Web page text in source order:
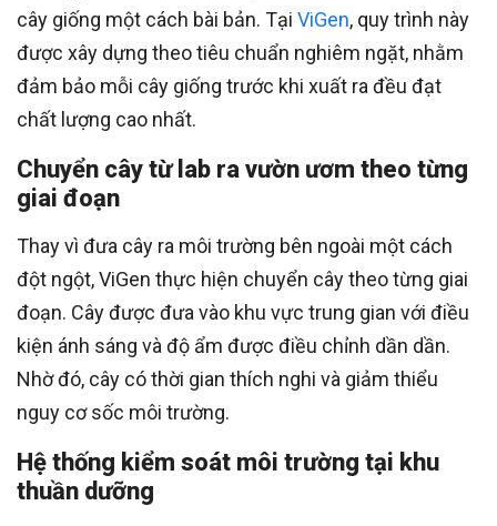
cây giống một cách bài bản. Tại ViGen, quy trình này
được xây dựng theo tiêu chuẩn nghiêm ngặt, nhằm
đảm bảo mỗi cây giống trước khi xuất ra đều đạt
chất lượng cao nhất.
Chuyển cây từ lab ra vườn ươm theo từng
giai đoạn
Thay vì đưa cây ra môi trường bên ngoài một cách
đột ngột, ViGen thực hiện chuyển cây theo từng giai
đoạn. Cây được đưa vào khu vực trung gian với điều
kiện ánh sáng và độ ẩm được điều chỉnh dần dần.
Nhờ đó, cây có thời gian thích nghi và giảm thiểu
nguy cơ sốc môi trường.
Hệ thống kiểm soát môi trường tại khu
thuần dưỡng